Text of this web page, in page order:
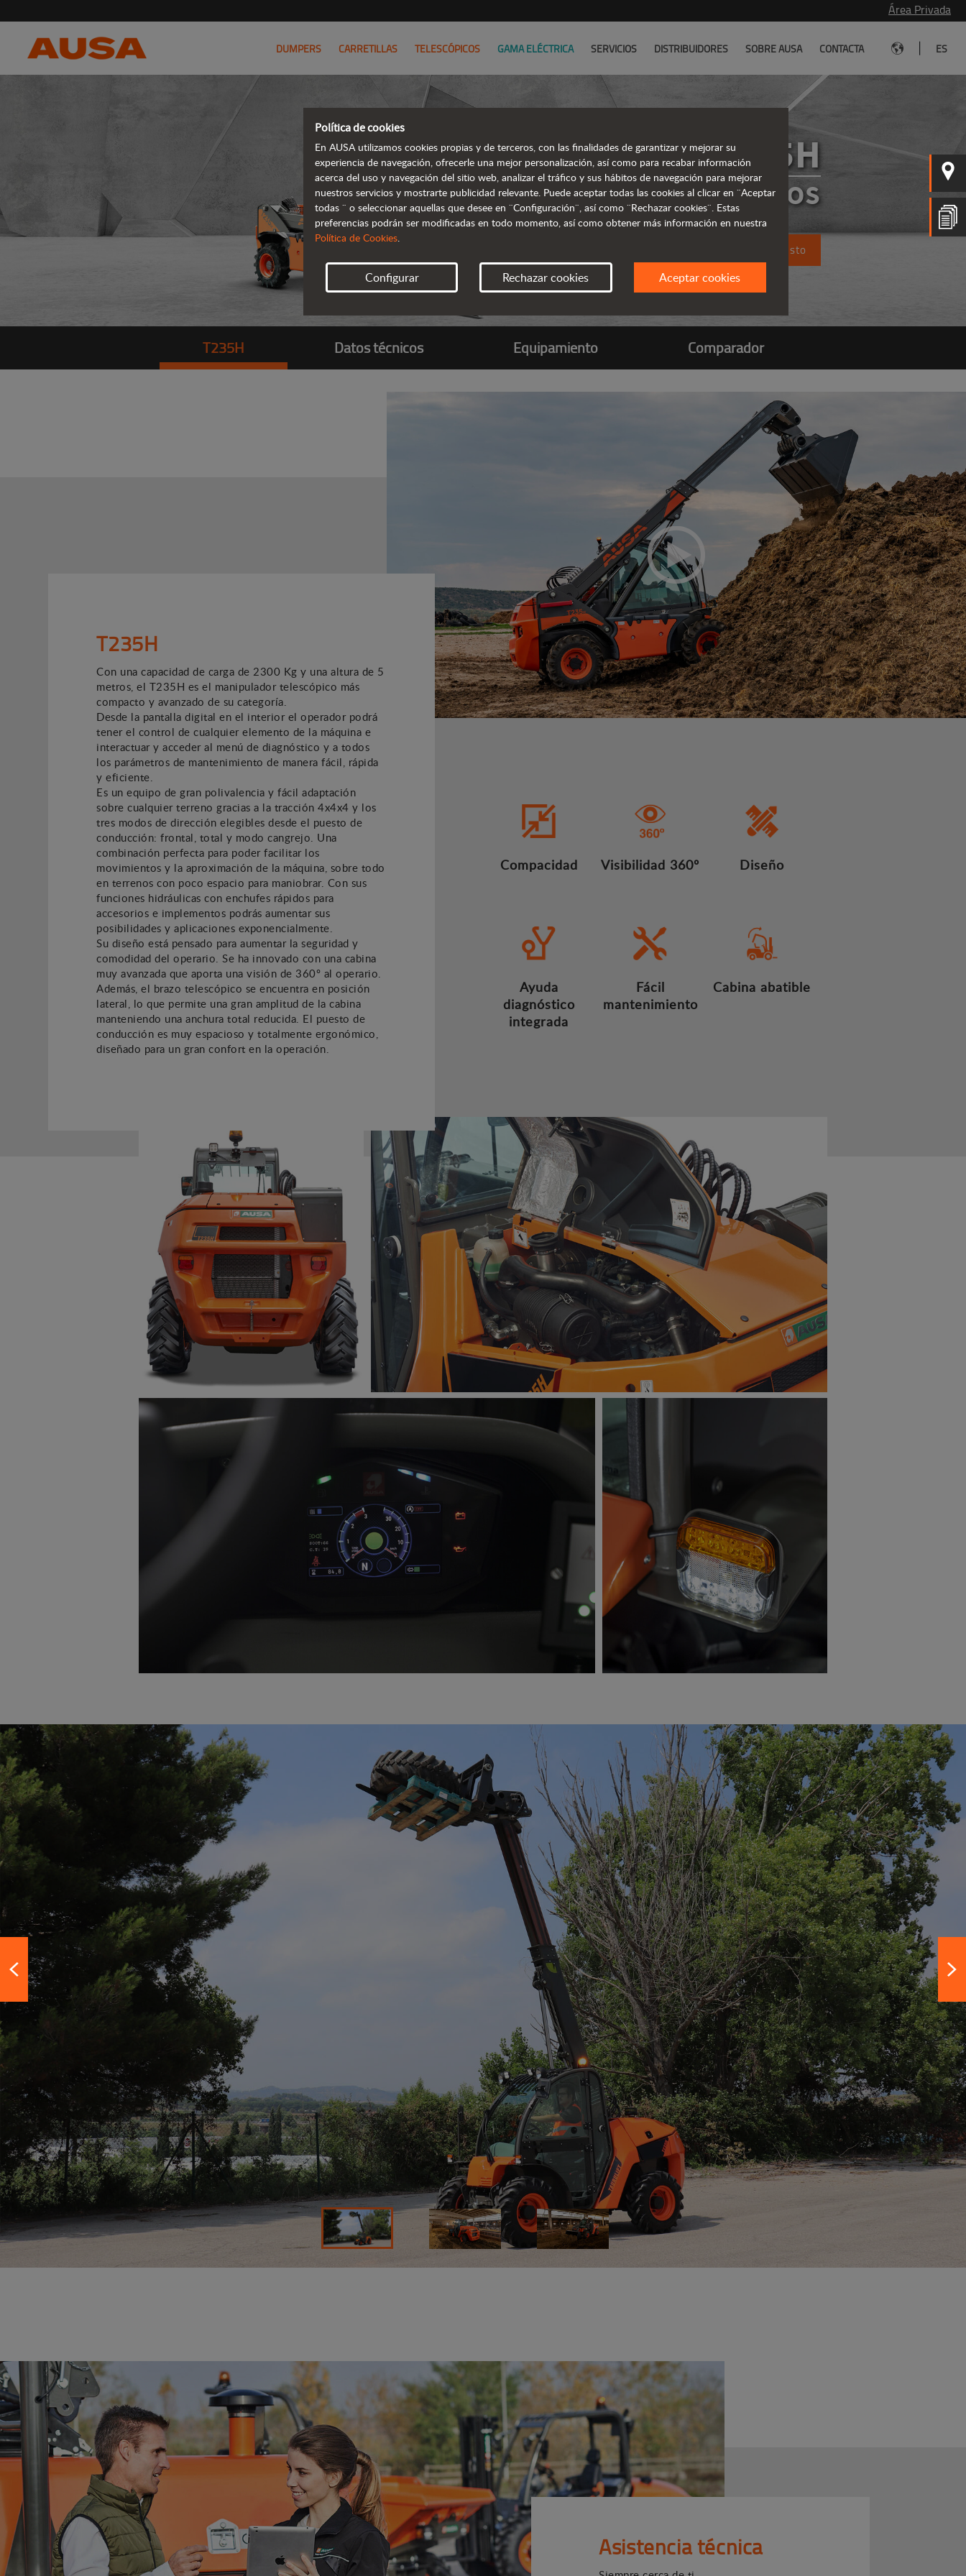
Área Privada
DUMPERS CARRETILLAS TELESCÓPICOS GAMA ELÉCTRICA SERVICIOS DISTRIBUIDORES SOBRE AUSA CONTACTA ES
T235H
TELESCÓPICOS
Solicita un presupuesto
T235H Datos técnicos Equipamiento Comparador
T235H
Con una capacidad de carga de 2300 Kg y una altura de 5
metros, el T235H es el manipulador telescópico más
compacto y avanzado de su categoría.
Desde la pantalla digital en el interior el operador podrá
tener el control de cualquier elemento de la máquina e
interactuar y acceder al menú de diagnóstico y a todos
los parámetros de mantenimiento de manera fácil, rápida
y eficiente.
Es un equipo de gran polivalencia y fácil adaptación
sobre cualquier terreno gracias a la tracción 4x4x4 y los
tres modos de dirección elegibles desde el puesto de
conducción: frontal, total y modo cangrejo. Una
combinación perfecta para poder facilitar los
movimientos y la aproximación de la máquina, sobre todo
en terrenos con poco espacio para maniobrar. Con sus
funciones hidráulicas con enchufes rápidos para
accesorios e implementos podrás aumentar sus
posibilidades y aplicaciones exponencialmente.
Su diseño está pensado para aumentar la seguridad y
comodidad del operario. Se ha innovado con una cabina
muy avanzada que aporta una visión de 360º al operario.
Además, el brazo telescópico se encuentra en posición
lateral, lo que permite una gran amplitud de la cabina
manteniendo una anchura total reducida. El puesto de
conducción es muy espacioso y totalmente ergonómico,
diseñado para un gran confort en la operación.
Compacidad Visibilidad 360º Diseño
Ayuda
diagnóstico
integrada
Fácil
mantenimiento
Cabina abatible
Asistencia técnica
Política de cookies
En AUSA utilizamos cookies propias y de terceros, con las finalidades de garantizar y mejorar su
experiencia de navegación, ofrecerle una mejor personalización, así como para recabar información
acerca del uso y navegación del sitio web, analizar el tráfico y sus hábitos de navegación para mejorar
nuestros servicios y mostrarte publicidad relevante. Puede aceptar todas las cookies al clicar en ¨Aceptar
todas ¨ o seleccionar aquellas que desee en ¨Configuración¨, así como ¨Rechazar cookies¨. Estas
preferencias podrán ser modificadas en todo momento, así como obtener más información en nuestra
Política de Cookies.
Configurar Rechazar cookies Aceptar cookies